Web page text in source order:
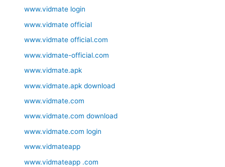
www.vidmate login
www.vidmate official
www.vidmate official.com
www.vidmate-official.com
www.vidmate.apk
www.vidmate.apk download
www.vidmate.com
www.vidmate.com download
www.vidmate.com login
www.vidmateapp
www.vidmateapp .com